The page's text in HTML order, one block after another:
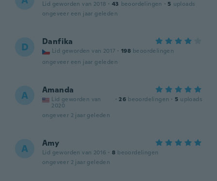
Lid geworden van 2018 · 43 beoordelingen · 5 uploads
ongeveer een jaar geleden
D Danfika
Lid geworden van 2017 · 198 beoordelingen
ongeveer een jaar geleden
A Amanda
Lid geworden van
2020
· 26 beoordelingen · 5 uploads
ongeveer 2 jaar geleden
A Amy
Lid geworden van 2016 · 8 beoordelingen
ongeveer 2 jaar geleden